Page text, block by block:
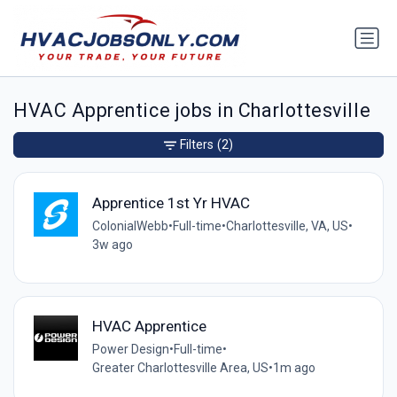
HVAC Apprentice jobs in Charlottesville
Apprentice 1st Yr HVAC
ColonialWebb•Full-time•Charlottesville, VA, US•
3w ago
HVAC Apprentice
Power Design•Full-time•
Greater Charlottesville Area, US•1m ago
Filters (2)